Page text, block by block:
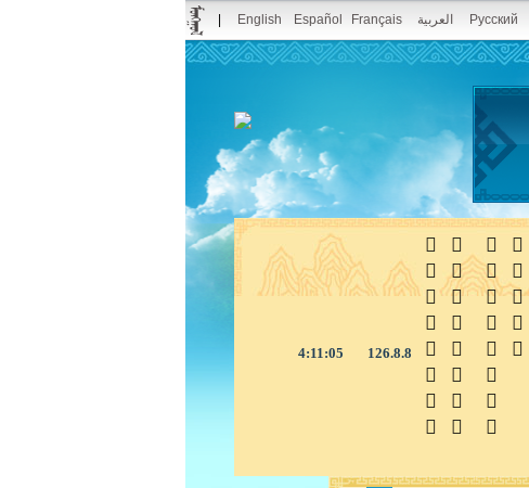
English Español Français العربية Русский
4:11:05 126.8.8 
 
